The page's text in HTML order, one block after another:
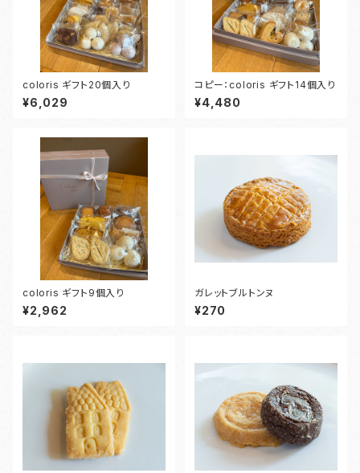
coloris ギフト20個入り
¥6,029
コピー：coloris ギフト14個入り
¥4,480
coloris ギフト9個入り
¥2,962
ガレットブルトンヌ
¥270